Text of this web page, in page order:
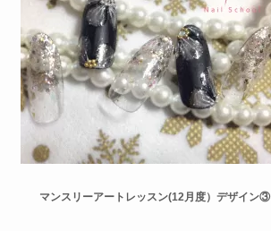
マンスリーアートレッスン(12月度）デザイン③